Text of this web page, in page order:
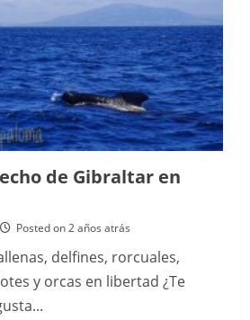
de Gibraltar en
Posted on 2 años atrás
delfines, rorcuales,
y orcas en libertad ¿Te